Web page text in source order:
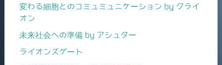
変わる細胞とのコミュミュニケーション by クライ
オン
未来社会への準備 by アシュター
ライオンズゲート